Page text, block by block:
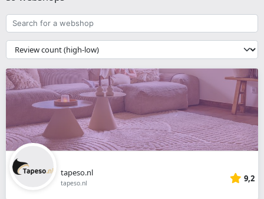
Search
for
a
webshop
{{
__('Sort')
}}
tapeso.nl
tapeso.nl 9,2